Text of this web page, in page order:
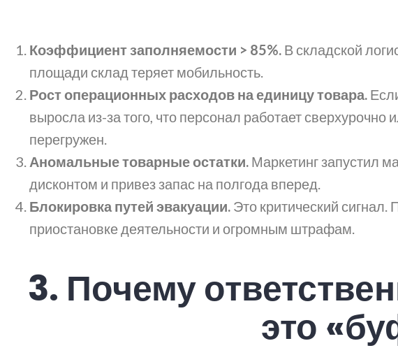
Коэффициент заполняемости > 85%. В складской
площади склад теряет мобильность.
Рост операционных расходов на единицу товара.
выросла из-за того, что персонал работает
перегружен.
Аномальные товарные остатки. Маркетинг запустил
дисконтом и привез запас на полгода вперед.
Блокировка путей эвакуации. Это критический
приостановке деятельности и огромным штрафам.
3. Почему
это